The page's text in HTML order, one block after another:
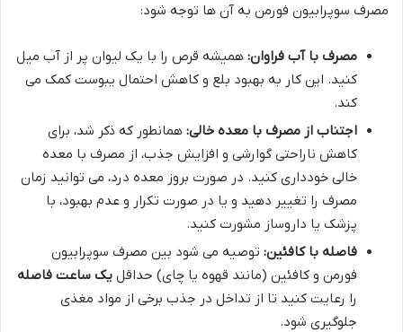
مصرف سوپرابیون فورمن به آن ها توجه شود:
مصرف با آب فراوان: همیشه قرص را با یک لیوان پر از آب میل
کنید. این کار به بهبود بلع و کاهش احتمال یبوست کمک می
کند.
اجتناب از مصرف با معده خالی: همانطور که ذکر شد، برای
کاهش ناراحتی گوارشی و افزایش جذب، از مصرف با معده
خالی خودداری کنید. در صورت بروز معده درد، می توانید زمان
مصرف را تغییر دهید و یا در صورت تکرار و عدم بهبود، با
پزشک یا داروساز مشورت کنید.
فاصله با کافئین: توصیه می شود بین مصرف سوپرابیون
فورمن و کافئین (مانند قهوه یا چای) حداقل یک ساعت فاصله
را رعایت کنید تا از تداخل در جذب برخی از مواد مغذی
جلوگیری شود.